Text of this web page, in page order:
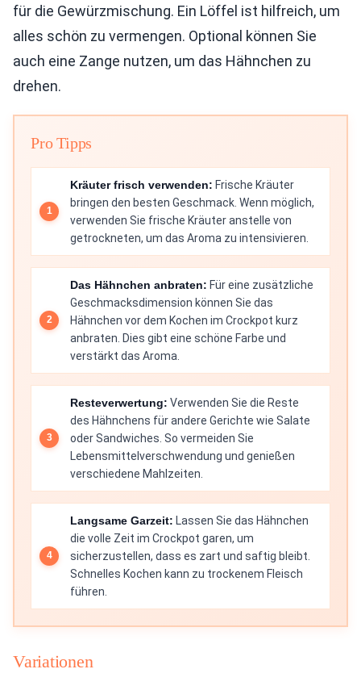
für die Gewürzmischung. Ein Löffel ist hilfreich, um
alles schön zu vermengen. Optional können Sie
auch eine Zange nutzen, um das Hähnchen zu
drehen.
Pro Tipps
Kräuter frisch verwenden: Frische Kräuter
bringen den besten Geschmack. Wenn möglich,
verwenden Sie frische Kräuter anstelle von
getrockneten, um das Aroma zu intensivieren.
Das Hähnchen anbraten: Für eine zusätzliche
Geschmacksdimension können Sie das
Hähnchen vor dem Kochen im Crockpot kurz
anbraten. Dies gibt eine schöne Farbe und
verstärkt das Aroma.
Resteverwertung: Verwenden Sie die Reste
des Hähnchens für andere Gerichte wie Salate
oder Sandwiches. So vermeiden Sie
Lebensmittelverschwendung und genießen
verschiedene Mahlzeiten.
Langsame Garzeit: Lassen Sie das Hähnchen
die volle Zeit im Crockpot garen, um
sicherzustellen, dass es zart und saftig bleibt.
Schnelles Kochen kann zu trockenem Fleisch
führen.
Variationen